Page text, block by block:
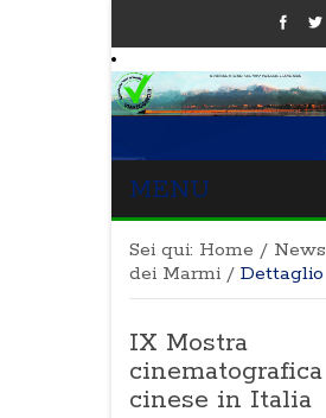
MENU
Sei qui: Home / News
dei Marmi / Dettaglio
IX Mostra
cinematografica
cinese in Italia